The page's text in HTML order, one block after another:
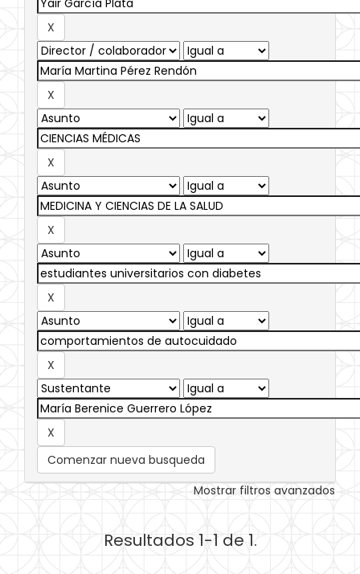
Comenzar nueva busqueda
Mostrar filtros avanzados
Resultados 1-1 de 1.